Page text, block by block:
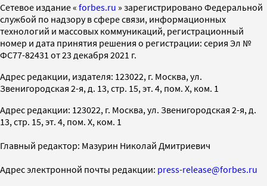
Cетевое издание « forbes.ru » зарегистрировано Федеральной
службой по надзору в сфере связи, информационных
технологий и массовых коммуникаций, регистрационный
номер и дата принятия решения о регистрации: серия Эл №
ФС77-82431 от 23 декабря 2021 г.
Адрес редакции, издателя: 123022, г. Москва, ул.
Звенигородская 2-я, д. 13, стр. 15, эт. 4, пом. X, ком. 1
Адрес редакции: 123022, г. Москва, ул. Звенигородская 2-я, д.
13, стр. 15, эт. 4, пом. X, ком. 1
Главный редактор: Мазурин Николай Дмитриевич
Адрес электронной почты редакции: press-release@forbes.ru